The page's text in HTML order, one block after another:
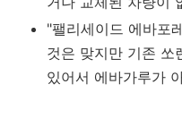
"팰리세이드 에바포
것은 맞지만 기존 쏘
있어서 에바가루가